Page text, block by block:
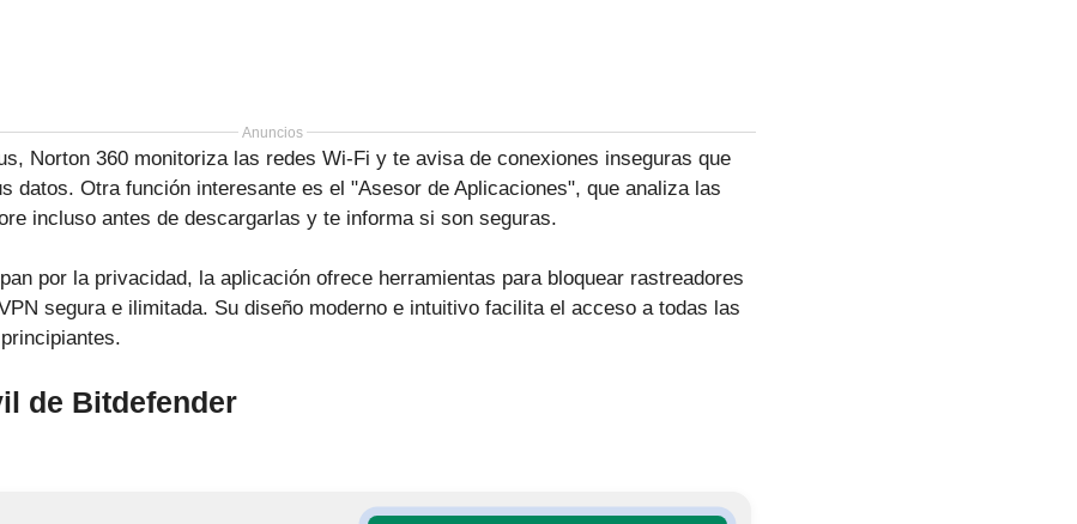
Anuncios
Norton 360 monitoriza las redes Wi-Fi y te avisa de conexiones inseguras que
datos. Otra función interesante es el "Asesor de Aplicaciones", que analiza las
incluso antes de descargarlas y te informa si son seguras.
por la privacidad, la aplicación ofrece herramientas para bloquear rastreadores
segura e ilimitada. Su diseño moderno e intuitivo facilita el acceso a todas las
de Bitdefender